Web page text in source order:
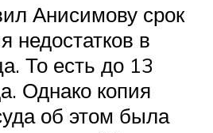
Анисимову срок
недостатков в
То есть до 13
Однако копия
об этом была